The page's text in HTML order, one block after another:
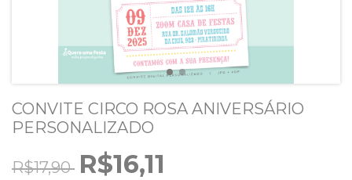
CONVITE CIRCO ROSA ANIVERSÁRIO
PERSONALIZADO
R$17,90 R$16,11